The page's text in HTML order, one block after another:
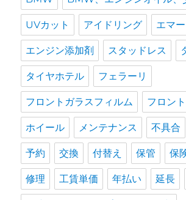
UVカット アイドリング エマ
エンジン添加剤 スタッドレス
タイヤホテル フェラーリ
フロントガラスフィルム フロン
ホイール メンテナンス 不具合
予約 交換 付替え 保管 保
修理 工賃単価 年払い 延長